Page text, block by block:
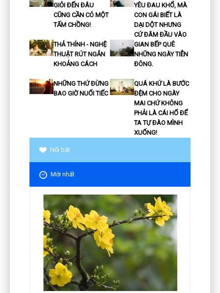
GIỎI ĐẾN ĐÂU
CŨNG CẦN CÓ MỘT
TẤM CHỒNG!
YÊU ĐAU KHỔ, MÀ
CON GÁI BIẾT LÀ
DẠI DỘT NHƯNG
CỨ ĐÂM ĐẦU VÀO
THẢ THÍNH - NGHỆ
THUẬT RÚT NGẮN
KHOẢNG CÁCH
GIAN BẾP QUÊ
NHỮNG NGÀY TIỄN
ĐÔNG.
NHỮNG THỨ ĐỪNG
BAO GIỜ NUỐI TIẾC
QUÁ KHỨ LÀ BƯỚC
ĐỆM CHO NGÀY
MAI CHỨ KHÔNG
PHẢI LÀ CÁI HỐ ĐỂ
TA TỰ ĐÀO MÌNH
XUỐNG!
Nổi bật
Mới nhất